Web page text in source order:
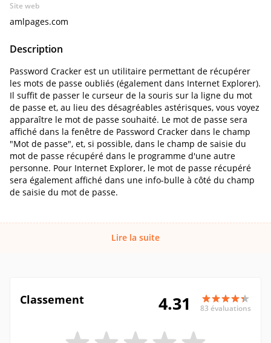
Site web
amlpages.com
Description
Password Cracker est un utilitaire permettant de récupérer
les mots de passe oubliés (également dans Internet Explorer).
Il suffit de passer le curseur de la souris sur la ligne du mot
de passe et, au lieu des désagréables astérisques, vous voyez
apparaître le mot de passe souhaité. Le mot de passe sera
affiché dans la fenêtre de Password Cracker dans le champ
"Mot de passe", et, si possible, dans le champ de saisie du
mot de passe récupéré dans le programme d'une autre
personne. Pour Internet Explorer, le mot de passe récupéré
sera également affiché dans une info-bulle à côté du champ
de saisie du mot de passe.
Lire la suite
Classement 4.31 83 évaluations